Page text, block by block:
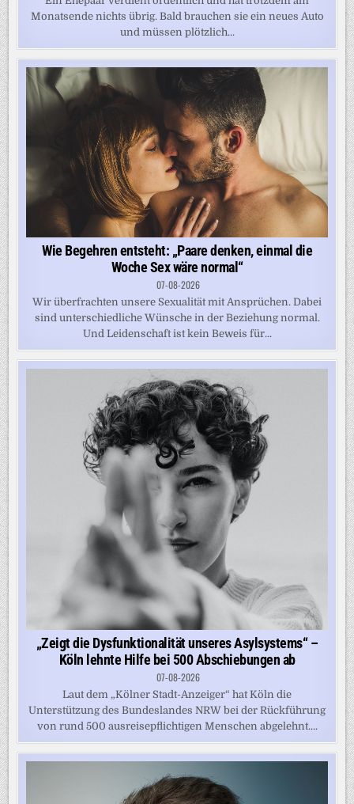
Monatsende nichts übrig. Bald brauchen sie ein neues Auto
und müssen plötzlich...
Wie Begehren entsteht: „Paare denken, einmal die
Woche Sex wäre normal“
07-08-2026
Wir überfrachten unsere Sexualität mit Ansprüchen. Dabei
sind unterschiedliche Wünsche in der Beziehung normal.
Und Leidenschaft ist kein Beweis für...
„Zeigt die Dysfunktionalität unseres Asylsystems“ –
Köln lehnte Hilfe bei 500 Abschiebungen ab
07-08-2026
Laut dem „Kölner Stadt-Anzeiger“ hat Köln die
Unterstützung des Bundeslandes NRW bei der Rückführung
von rund 500 ausreisepflichtigen Menschen abgelehnt....